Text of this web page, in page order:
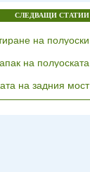
СЛЕДВАЩИ СТАТИИ
на полуоски
на полуоската
на задния мост